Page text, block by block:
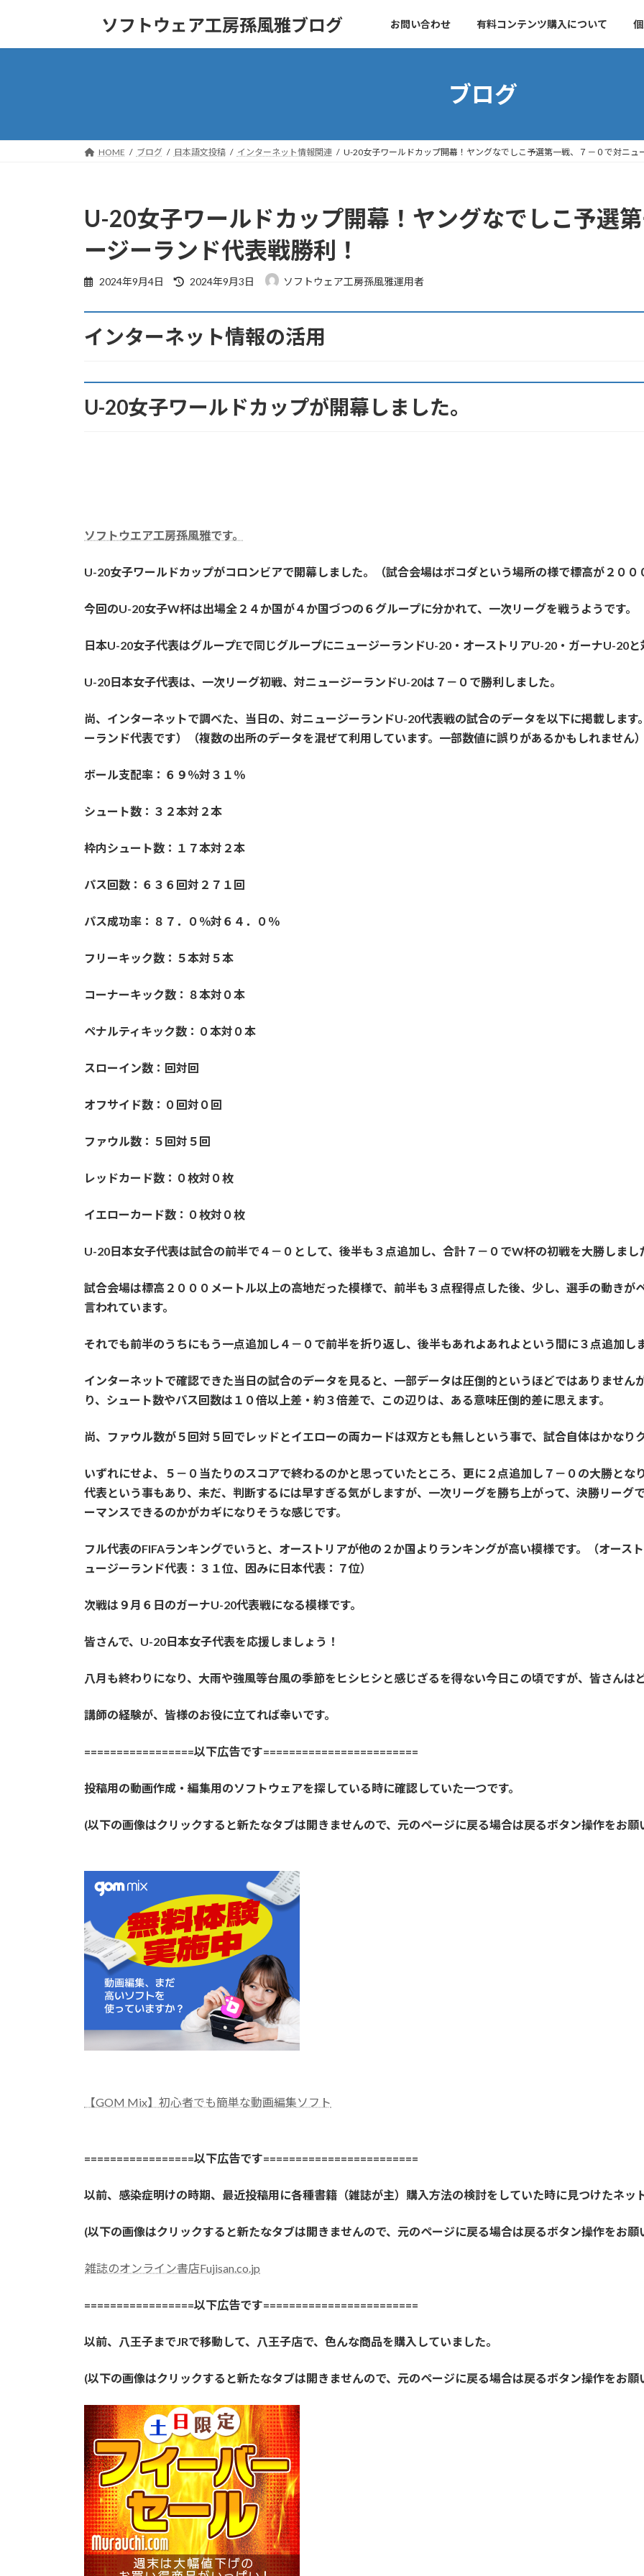
ソフトウェア工房孫風雅ブログ お問い合わせ 有料コンテンツ購入について
ブログ
HOME ブログ 日本語文投稿 インターネット情報関連 U-20女子ワールドカップ開幕！ヤングなでしこ予選第一戦、７－０で対ニュ
U-20女子ワールドカップ開幕！ヤングなでしこ予選
ージーランド代表戦勝利！
2024年9月4日
最
日
時
2024年9月3日 ソフトウェア工房孫風雅運用者
インターネット情報の活用
U-20女子ワールドカップが開幕しました。
ソフトウエア工房孫風雅です。
U-20女子ワールドカップがコロンビアで開幕しました。（試合会場はボコダという場所の様で標高が２００
今回のU-20女子W杯は出場全２４か国が４か国づつの６グループに分かれて、一次リーグを戦うようです。
日本U-20女子代表はグループEで同じグループにニュージーランドU-20・オーストリアU-20・ガーナU-20と
U-20日本女子代表は、一次リーグ初戦、対ニュージーランドU-20は７－０で勝利しました。
尚、インターネットで調べた、当日の、対ニュージーランドU-20代表戦の試合のデータを以下に掲載しま
ーランド代表です）（複数の出所のデータを混ぜて利用しています。一部数値に誤りがあるかもしれません）
ボール支配率：６９％対３１％
シュート数：３２本対２本
枠内シュート数：１７本対２本
パス回数：６３６回対２７１回
パス成功率：８７．０％対６４．０％
フリーキック数：５本対５本
コーナーキック数：８本対０本
ペナルティキック数：０本対０本
スローイン数：回対回
オフサイド数：０回対０回
ファウル数：５回対５回
レッドカード数：０枚対０枚
イエローカード数：０枚対０枚
U-20日本女子代表は試合の前半で４－０として、後半も３点追加し、合計７－０でW杯の初戦を大勝しまし
試合会場は標高２０００メートル以上の高地だった模様で、前半も３点程得点した後、少し、選手の動きが
言われています。
それでも前半のうちにもう一点追加し４－０で前半を折り返し、後半もあれよあれよという間に３点追加し
インターネットで確認できた当日の試合のデータを見ると、一部データは圧倒的というほどではありません
り、シュート数やパス回数は１０倍以上差・約３倍差で、この辺りは、ある意味圧倒的差に思えます。
尚、ファウル数が５回対５回でレッドとイエローの両カードは双方とも無しという事で、試合自体はかなり
いずれにせよ、５－０当たりのスコアで終わるのかと思っていたところ、更に２点追加し７－０の大勝とな
代表という事もあり、未だ、判断するには早すぎる気がしますが、一次リーグを勝ち上がって、決勝リーグ
ーマンスできるのかがカギになりそうな感じです。
フル代表のFIFAランキングでいうと、オーストリアが他の２か国よりランキングが高い模様です。（オース
ュージーランド代表：３１位、因みに日本代表：７位）
次戦は９月６日のガーナU-20代表戦になる模様です。
皆さんで、U-20日本女子代表を応援しましょう！
八月も終わりになり、大雨や強風等台風の季節をヒシヒシと感じざるを得ない今日この頃ですが、皆さんは
講師の経験が、皆様のお役に立てれば幸いです。
=================以下広告です========================
投稿用の動画作成・編集用のソフトウェアを探している時に確認していた一つです。
(以下の画像はクリックすると新たなタブは開きませんので、元のページに戻る場合は戻るボタン操作をお願
【GOM Mix】初心者でも簡単な動画編集ソフト
=================以下広告です========================
以前、感染症明けの時期、最近投稿用に各種書籍（雑誌が主）購入方法の検討をしていた時に見つけたネッ
(以下の画像はクリックすると新たなタブは開きませんので、元のページに戻る場合は戻るボタン操作をお願
雑誌のオンライン書店Fujisan.co.jp
=================以下広告です========================
以前、八王子までJRで移動して、八王子店で、色んな商品を購入していました。
(以下の画像はクリックすると新たなタブは開きませんので、元のページに戻る場合は戻るボタン操作をお願